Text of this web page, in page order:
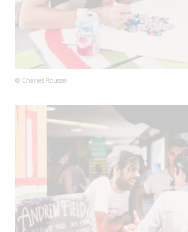
© Charles Roussel